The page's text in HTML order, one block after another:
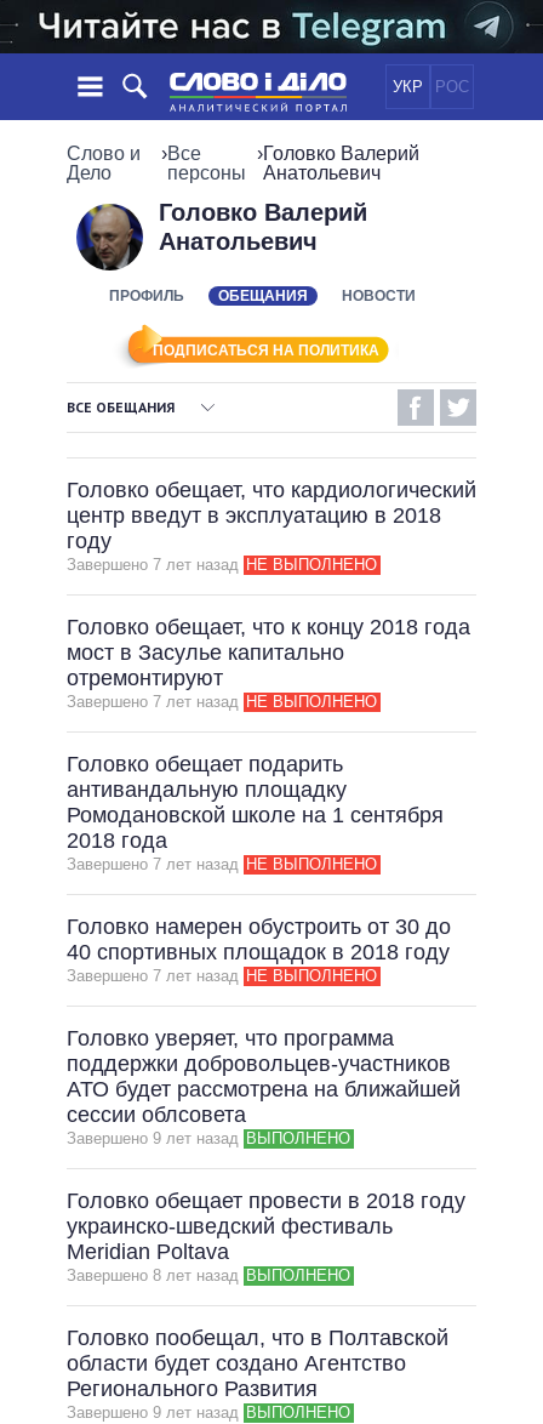
УКР РОС
НОВОСТИ
ЛЕНТА
СОБЫТИЯ
ОБЗОРЫ
ДАЙДЖЕСТЫ
ПОЛИТИКА
ЭКОНОМИКА
ОБЕЩАНИЯ
ПРЕЗИДЕНТ И ОФИС
ВЕРХОВНАЯ РАДА
КАБИНЕТ МИНИСТРОВ
ГЛАВЫ ОБЛАДМИНИСТРАЦИЙ
МЭРЫ
ВСЕ ПЕРСОНЫ
ИНФОГРАФИКА
ВИДЕО
Слово и
Дело
›Все
персоны
›Головко Валерий
Анатольевич
Головко Валерий
Анатольевич
ПРОФИЛЬ ОБЕЩАНИЯ НОВОСТИ
ПОДПИСАТЬСЯ НА ПОЛИТИКА
ВСЕ ОБЕЩАНИЯ
НЕВЫПОЛНЕННЫЕ ОБЕЩАНИЯ
ВСЕ ОБЕЩАНИЯ
Головко обещает, что кардиологический
центр введут в эксплуатацию в 2018
году
Завершено 7 лет назад НЕ ВЫПОЛНЕНО
Головко обещает, что к концу 2018 года
мост в Засулье капитально
отремонтируют
Завершено 7 лет назад НЕ ВЫПОЛНЕНО
Головко обещает подарить
антивандальную площадку
Ромодановской школе на 1 сентября
2018 года
Завершено 7 лет назад НЕ ВЫПОЛНЕНО
Головко намерен обустроить от 30 до
40 спортивных площадок в 2018 году
Завершено 7 лет назад НЕ ВЫПОЛНЕНО
Головко уверяет, что программа
поддержки добровольцев-участников
АТО будет рассмотрена на ближайшей
сессии облсовета
Завершено 9 лет назад ВЫПОЛНЕНО
Головко обещает провести в 2018 году
украинско-шведский фестиваль
Meridian Poltava
Завершено 8 лет назад ВЫПОЛНЕНО
Головко пообещал, что в Полтавской
области будет создано Агентство
Регионального Развития
Завершено 9 лет назад ВЫПОЛНЕНО